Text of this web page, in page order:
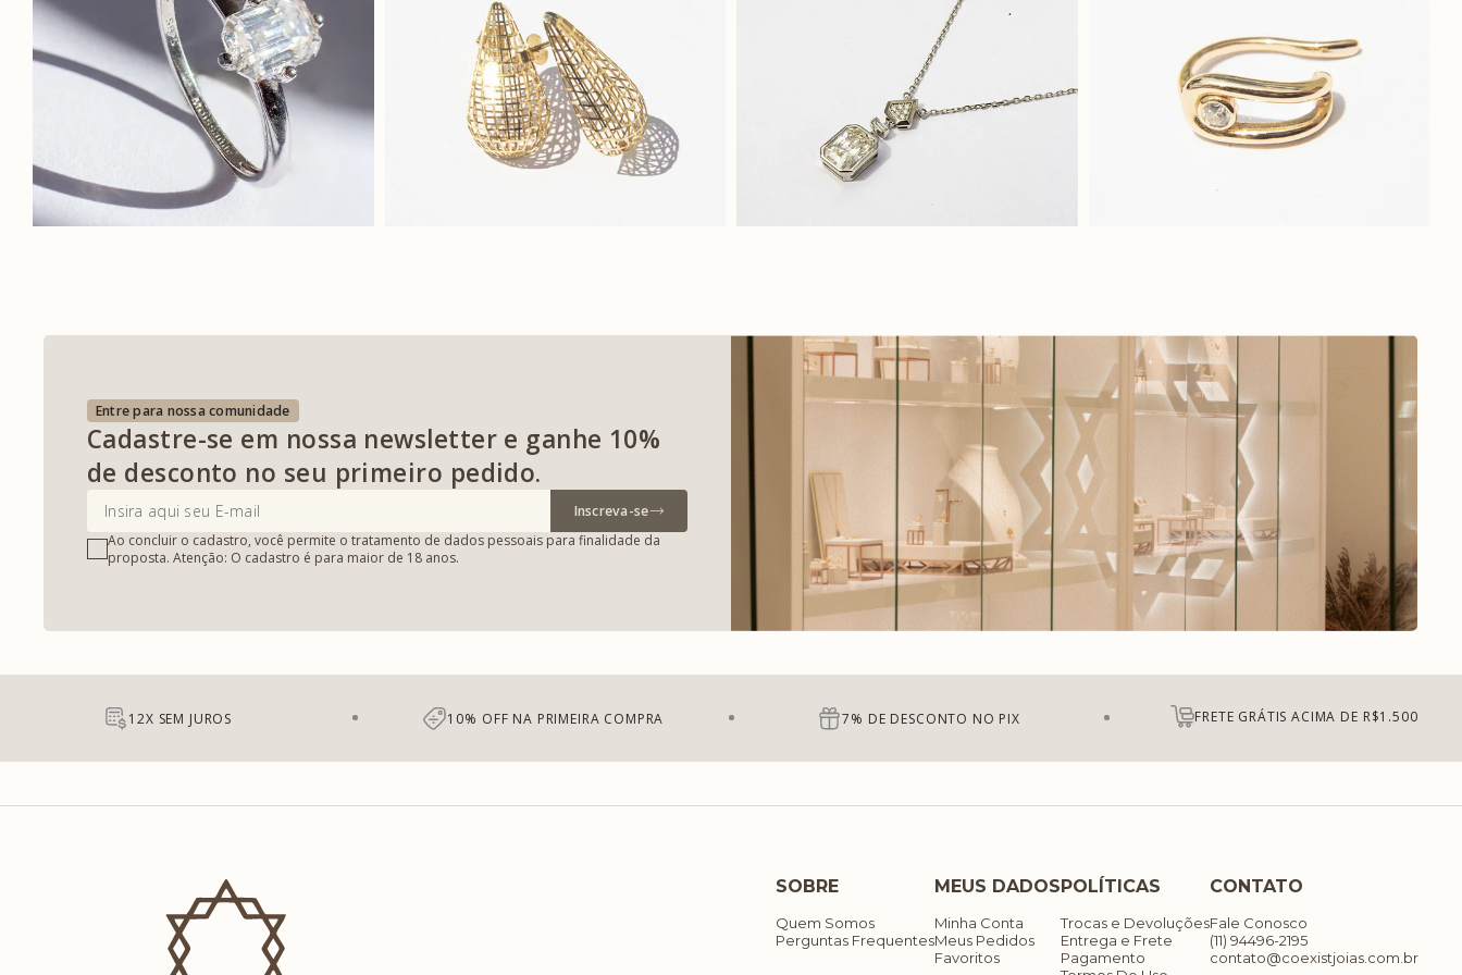
Entre para nossa comunidade
Cadastre-se em nossa newsletter e ganhe 10%
de desconto no seu primeiro pedido.
Inscreva-se
Ao concluir o cadastro, você permite o tratamento de dados pessoais para finalidade da
proposta. Atenção: O cadastro é para maior de 18 anos.
12X SEM JUROS 10% OFF NA PRIMEIRA COMPRA 7% DE DESCONTO NO PIX FRETE GRÁTIS ACIMA DE R$1.500
SOBRE
Quem Somos
Perguntas Frequentes
MEUS DADOS
Minha Conta
Meus Pedidos
Favoritos
POLÍTICAS
Trocas e Devoluções
Entrega e Frete
Pagamento
CONTATO
Fale Conosco
(11) 94496-2195
contato@coexistjoias.com.br